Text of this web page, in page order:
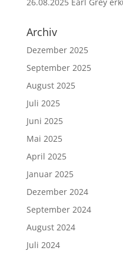
26.08.2025 Earl Grey
Archiv
Dezember 2025
September 2025
August 2025
Juli 2025
Juni 2025
Mai 2025
April 2025
Januar 2025
Dezember 2024
September 2024
August 2024
Juli 2024